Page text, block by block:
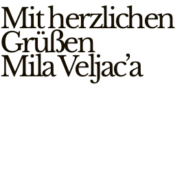
Mit herzlichen
Grüßen
Mila Veljac’a